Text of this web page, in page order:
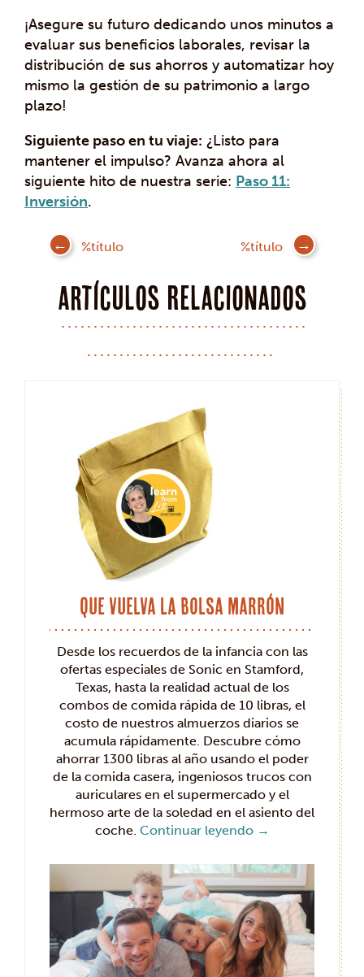
¡Asegure su futuro dedicando unos minutos a
evaluar sus beneficios laborales, revisar la
distribución de sus ahorros y automatizar hoy
mismo la gestión de su patrimonio a largo
plazo!
Siguiente paso en tu viaje: ¿Listo para
mantener el impulso? Avanza ahora al
siguiente hito de nuestra serie: Paso 11:
Inversión.
Mensaje
navegación
%título %título
Artículos Relacionados
Que vuelva la bolsa marrón
Desde los recuerdos de la infancia con las
ofertas especiales de Sonic en Stamford,
Texas, hasta la realidad actual de los
combos de comida rápida de 10 libras, el
costo de nuestros almuerzos diarios se
acumula rápidamente. Descubre cómo
ahorrar 1300 libras al año usando el poder
de la comida casera, ingeniosos trucos con
auriculares en el supermercado y el
hermoso arte de la soledad en el asiento del
coche. Continuar leyendo →